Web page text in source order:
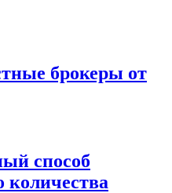
брокеры от
способ
количества